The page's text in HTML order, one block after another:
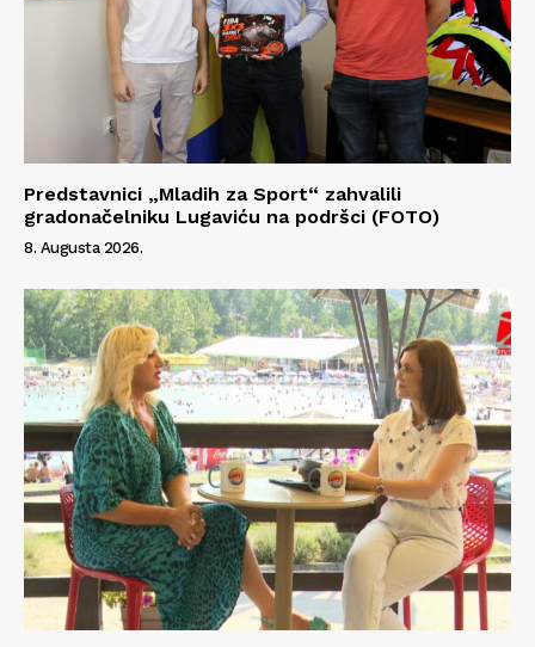
Predstavnici „Mladih za Sport“ zahvalili
gradonačelniku Lugaviću na podršci (FOTO)
8. Augusta 2026.